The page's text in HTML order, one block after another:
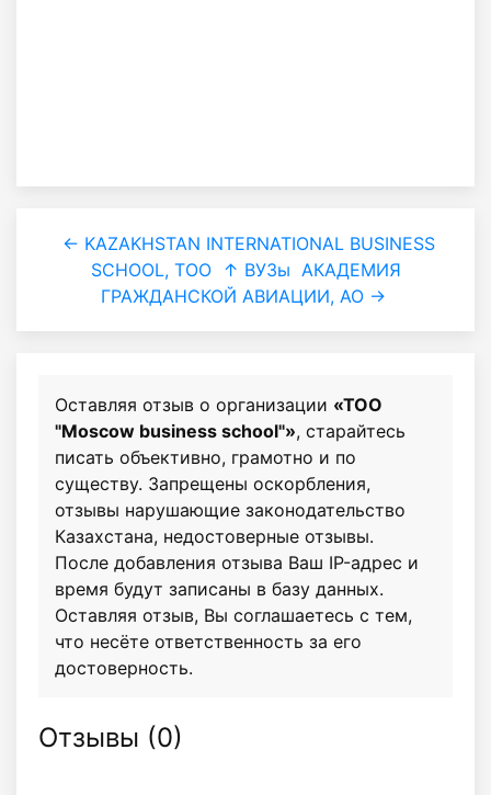
← KAZAKHSTAN INTERNATIONAL BUSINESS
SCHOOL, ТОО
↑ ВУЗы АКАДЕМИЯ
ГРАЖДАНСКОЙ АВИАЦИИ, АО →
Оставляя отзыв о организации «ТОО
"Moscow business school"», старайтесь
писать объективно, грамотно и по
существу. Запрещены оскорбления,
отзывы нарушающие законодательство
Казахстана, недостоверные отзывы.
После добавления отзыва Ваш IP-адрес и
время будут записаны в базу данных.
Оставляя отзыв, Вы соглашаетесь с тем,
что несёте ответственность за его
достоверность.
Отзывы (0)